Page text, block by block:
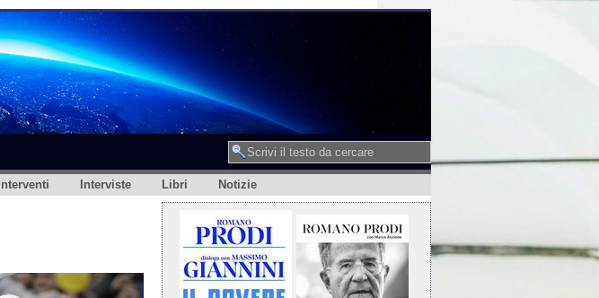
Interventi Interviste Libri Notizie